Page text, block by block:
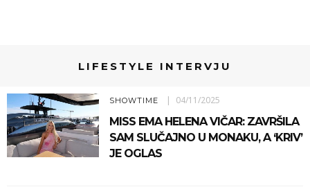
LIFESTYLE INTERVJU
SHOWTIME 04/11/2025
MISS EMA HELENA VIČAR: ZAVRŠILA
SAM SLUČAJNO U MONAKU, A ‘KRIV’
JE OGLAS